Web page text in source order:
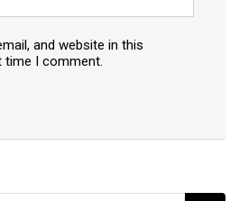
and website in this
time I comment.